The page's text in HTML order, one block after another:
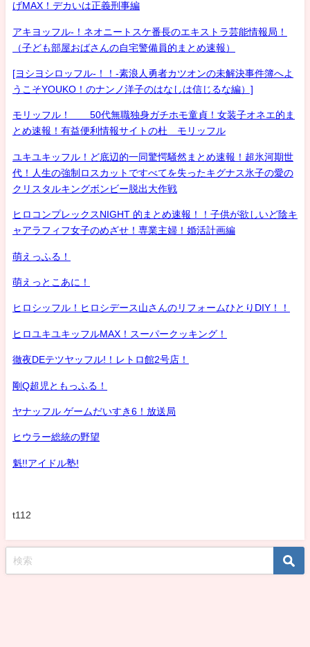
げMAX！デカいは正義刑事編
アキヨッフル-！ネオニートスケ番長のエキストラ芸能情報局！
（子ども部屋おばさんの自宅警備員的まとめ速報）
[ヨシヨシロッフル-！！-素浪人勇者カツオンの未解決事件簿へよ
うこそYOUKO！のナンノ洋子のはなしは信じるな編）]
モリッフル！ 50代無職独身ガチホモ童貞！女装子オネエ的ま
とめ速報！有益便利情報サイトの杜 モリッフル
ユキユキッフル！ど底辺的一同驚愕騒然まとめ速報！超氷河期世
代！人生の強制ロスカットですべてを失ったキグナス氷子の愛の
クリスタルキングボンビー脱出大作戦
ヒロコンプレックスNIGHT 的まとめ速報！！子供が欲しいど陰キ
ャアラフィフ女子のめざせ！専業主婦！婚活計画編
萌えっふる！
萌えっとこあに！
ヒロシッフル！ヒロシデース山さんのリフォームひとりDIY！！
ヒロユキユキッフルMAX！スーパークッキング！
徹夜DEテツヤッフル!！レトロ館2号店！
剛Q超児ともっふる！
ヤナッフル ゲームだいすき6！放送局
ヒウラー総統の野望
魁!!アイドル塾!
t112